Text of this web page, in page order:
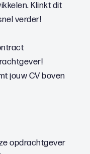
Klinkt dit
verder!
jouw CV boven
opdrachtgever